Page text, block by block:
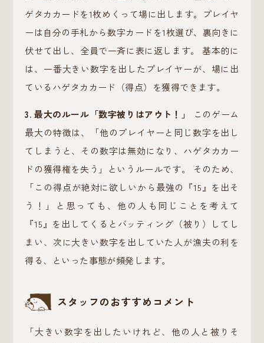
ゲタカカードを1枚めくって場に出します。プレイヤ
ーは自分の手札から数字カードを1枚選び、裏向きに
伏せて出し、全員で一斉に表に返します。 基本的に
は、一番大きい数字を出したプレイヤーが、場に出
ているハゲタカカード（得点）を獲得できます。
3. 最大のルール「数字被りはアウト！」
このゲーム
最大の特徴は、「他のプレイヤーと同じ数字を出し
てしまうと、その数字は無効になり、ハゲタカカー
ドの獲得権を失う」というルールです。 そのため、
「この得点が絶対に欲しいから最強の『15』を出そ
う！」と思っても、他の人も同じことを考えて
『15』を出してくるとバッティング（被り）してし
まい、次に大きい数字を出していた人が漁夫の利を
得る、といった事態が頻発します。
スタッフのおすすめコメント
「大きい数字を出したいけれど、他の人と被りそ